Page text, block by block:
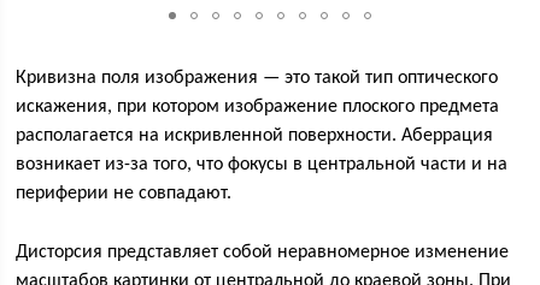
Кривизна поля изображения — это такой тип оптического
искажения, при котором изображение плоского предмета
располагается на искривленной поверхности. Аберрация
возникает из-за того, что фокусы в центральной части и на
периферии не совпадают.
Дисторсия представляет собой неравномерное изменение